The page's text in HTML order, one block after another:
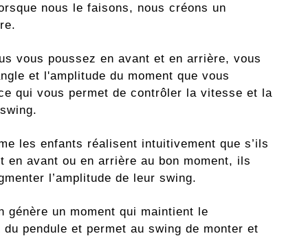
nous le faisons, nous créons un
vous poussez en avant et en arrière, vous
et l'amplitude du moment que vous
qui vous permet de contrôler la vitesse et la
les enfants réalisent intuitivement que s’ils
en avant ou en arrière au bon moment, ils
l’amplitude de leur swing.
génère un moment qui maintient le
du pendule et permet au swing de monter et